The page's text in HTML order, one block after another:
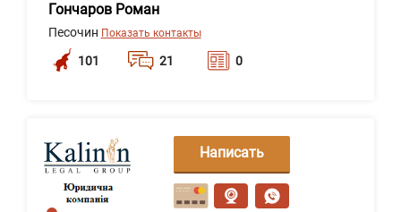
Гончаров Роман
Песочин Показать контакты
101 21 0
Написать
сообщение